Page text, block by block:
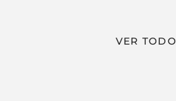
VER TODO